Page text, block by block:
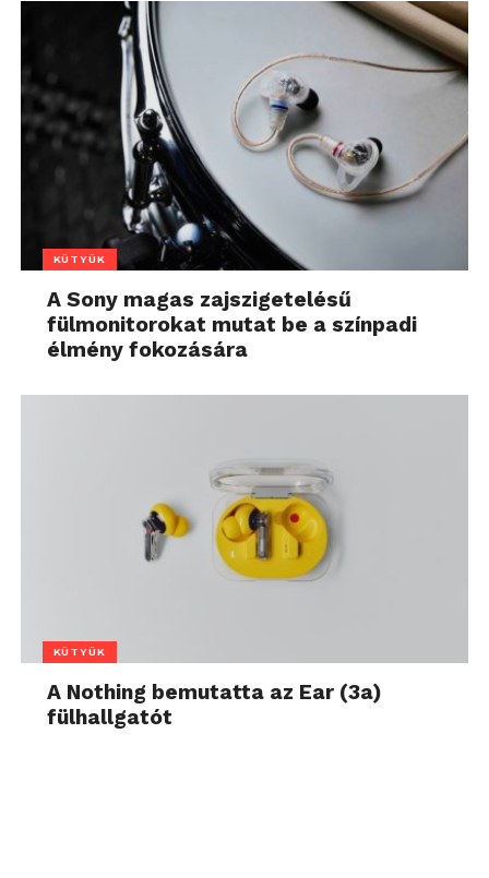
KÜTYÜK
A Sony magas zajszigetelésű
fülmonitorokat mutat be a színpadi
élmény fokozására
KÜTYÜK
A Nothing bemutatta az Ear (3a)
fülhallgatót